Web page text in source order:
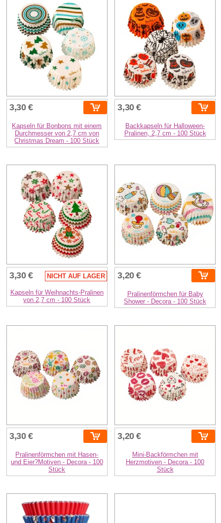
3,30 €
Kapseln für Bonbons mit einem
Durchmesser von 2,7 cm von
Christmas Dream - 100 Stück
3,30 €
Backkapseln für Halloween-
Pralinen, 2,7 cm - 100 Stück
3,30 € NICHT AUF LAGER
Kapseln für Weihnachts-Pralinen
von 2,7 cm - 100 Stück
3,20 €
Pralinenförmchen für Baby
Shower - Decora - 100 Stück
3,30 €
Pralinenförmchen mit Hasen-
und Eier?Motiven - Decora - 100
Stück
3,20 €
Mini-Backförmchen mit
Herzmotiven - Decora - 100
Stück